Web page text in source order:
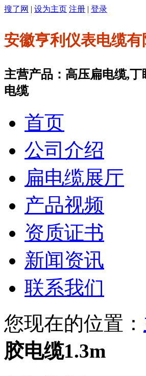
搜了网 | 设为主页 注册 | 登录
安徽亨利仪表电缆有
主营产品：高压扁电缆,
电缆
首页
公司介绍
扁电缆展厅
产品视频
资质证书
新闻资讯
联系我们
您现在的位置：
胶电缆1.3m